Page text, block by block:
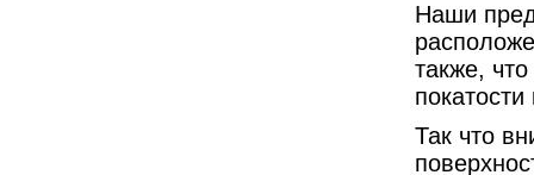
Наши
также,
Так что